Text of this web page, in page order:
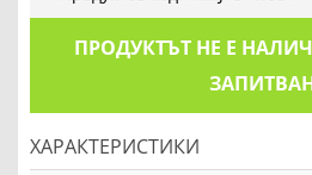
ПРОДУКТЪТ НЕ Е
ХАРАКТЕРИСТИКИ